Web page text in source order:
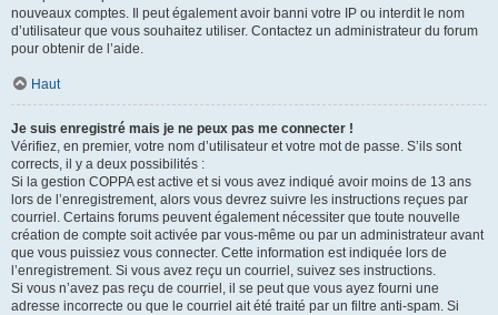
nouveaux comptes. Il peut également avoir banni votre IP ou interdit le nom
d’utilisateur que vous souhaitez utiliser. Contactez un administrateur du forum
pour obtenir de l’aide.
Haut
Je suis enregistré mais je ne peux pas me connecter !
Vérifiez, en premier, votre nom d’utilisateur et votre mot de passe. S’ils sont
corrects, il y a deux possibilités :
Si la gestion COPPA est active et si vous avez indiqué avoir moins de 13 ans
lors de l’enregistrement, alors vous devrez suivre les instructions reçues par
courriel. Certains forums peuvent également nécessiter que toute nouvelle
création de compte soit activée par vous-même ou par un administrateur avant
que vous puissiez vous connecter. Cette information est indiquée lors de
l’enregistrement. Si vous avez reçu un courriel, suivez ses instructions.
Si vous n’avez pas reçu de courriel, il se peut que vous ayez fourni une
adresse incorrecte ou que le courriel ait été traité par un filtre anti-spam. Si